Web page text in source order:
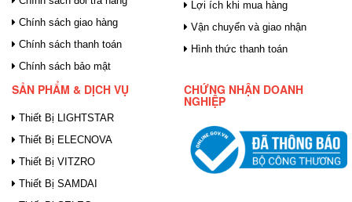
Chính sách giao hàng
Chính sách thanh toán
Chính sách bảo mật
Lợi ích khi mua hàng
Vận chuyển và giao nhận
Hình thức thanh toán
SẢN PHẨM & DỊCH VỤ
Thiết Bị LIGHTSTAR
Thiết Bị ELECNOVA
Thiết Bị VITZRO
Thiết Bị SAMDAI
CHỨNG NHẬN DOANH
NGHIỆP